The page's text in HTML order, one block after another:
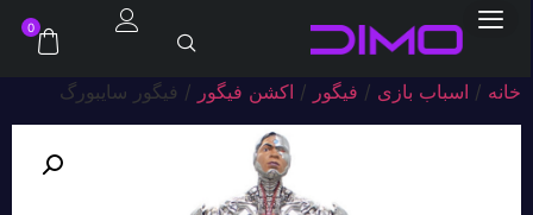
0
خانه/ اسباب بازی/ فیگور / اکشن فیگور / فیگور سایبورگ